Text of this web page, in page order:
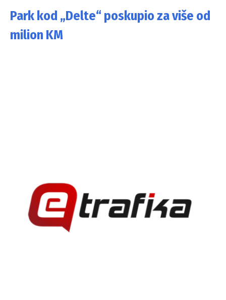
Park kod „Delte“ poskupio za više od
milion KM